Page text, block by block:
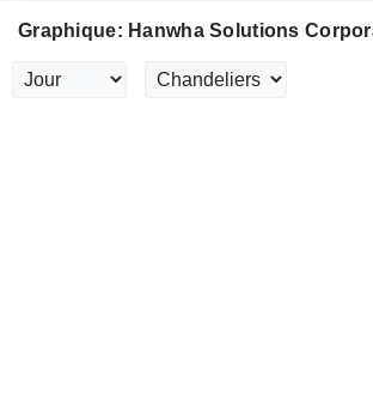
Graphique: Hanwha Solutions